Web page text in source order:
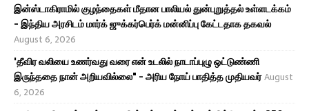
இன்ஸ்டாகிராமில் குழந்தைகள் மீதான பாலியல் துன்புறுத்தல் உள்ளடக்கம்
- இந்திய அரசிடம் மார்க் ஜுக்கர்பெர்க் மன்னிப்பு கேட்டதாக தகவல்
August 6, 2026
'தீவிர வலியை உணர்வது வரை என் உடலில் நாடாப்புழு ஒட்டுண்ணி
இருந்ததை நான் அறியவில்லை" - அரிய நோய் பாதித்த முதியவர்August
6, 2026